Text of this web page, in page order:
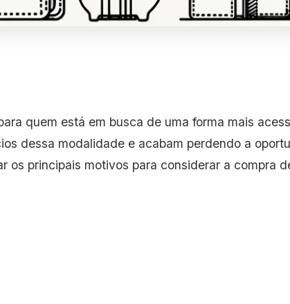
quem está em busca de uma forma mais
dessa modalidade e acabam perdendo a
os principais motivos para considerar a compra